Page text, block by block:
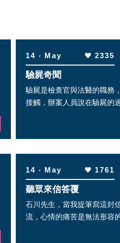
14 ‧ May 2335
驗屍奇聞
驗屍是檢查官與法醫的職務
接觸，辦案人員說在驗屍的
14 ‧ May 1761
聽眾來信答覆
石川先生，當我提筆寫這封
流，心情的痛苦是無法形容